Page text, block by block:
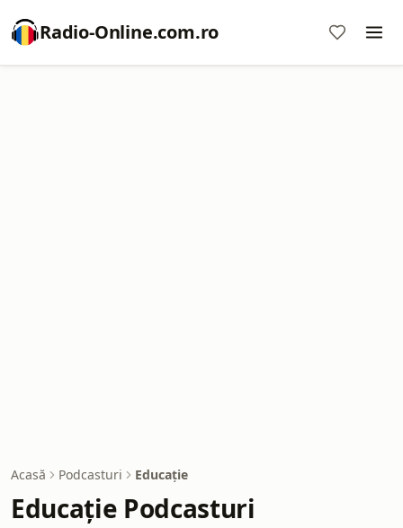
Radio-Online.com.ro
Acasă Podcasturi Educație
Educație Podcasturi